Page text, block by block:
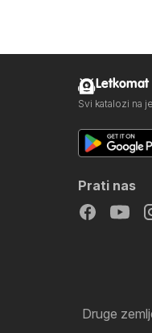
Letkomat
Svi katalozi na
Prati nas
Druge